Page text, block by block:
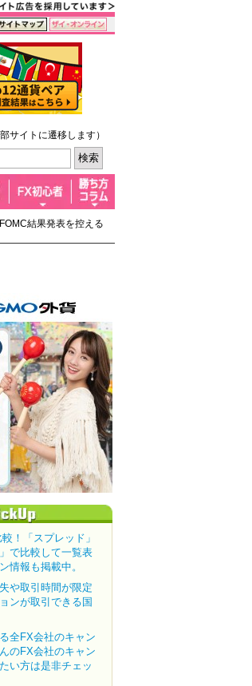
サイトに遷移します）
結果発表を控える
！「スプレッド」
で比較して一覧表
情報も掲載中。
や取引時間が限定
ンが取引できる国
全FX会社のキャン
のFX会社のキャン
い方は是非チェッ